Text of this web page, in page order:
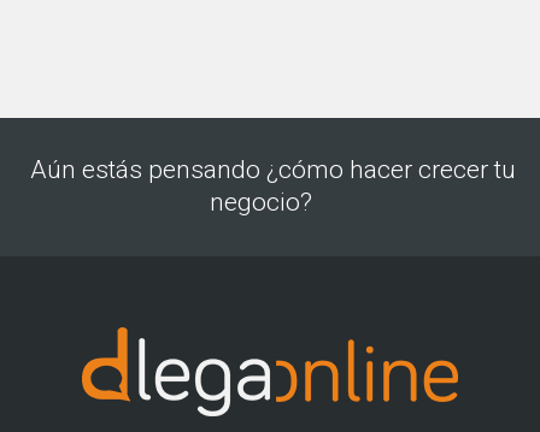
Aún estás pensando ¿cómo hacer crecer tu
negocio?